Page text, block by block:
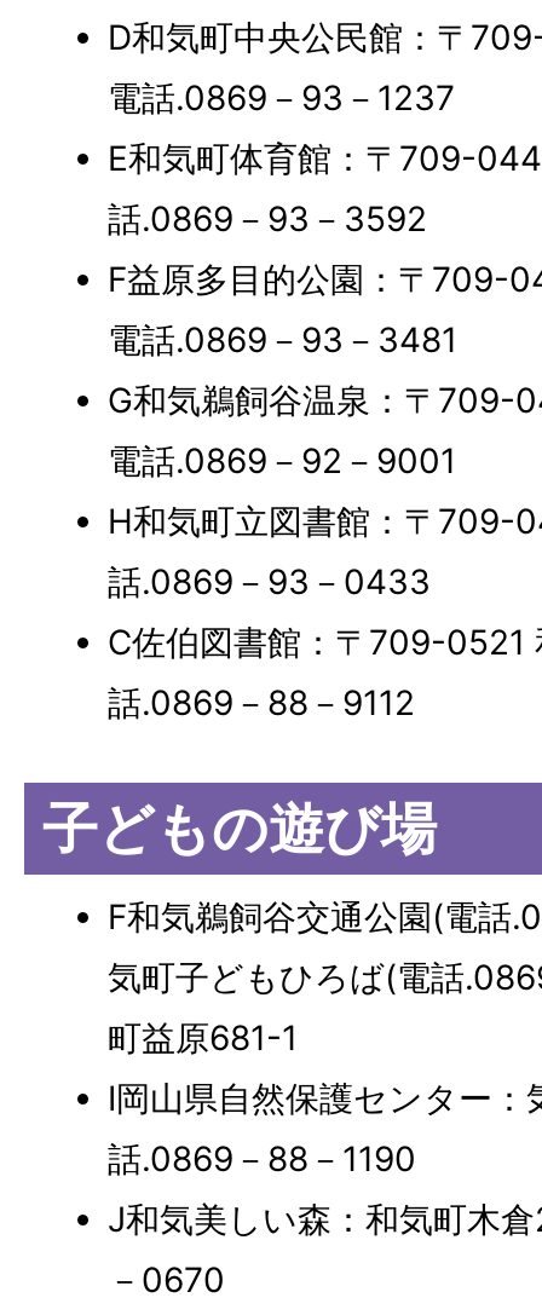
D和気町中央公民館：〒
電話.0869－93－1237
E和気町体育館：〒709-
話.0869－93－3592
F益原多目的公園：〒709-
電話.0869－93－3481
G和気鵜飼谷温泉：〒709-
電話.0869－92－9001
H和気町立図書館：〒709-
話.0869－93－0433
C佐伯図書館：〒709-0521
話.0869－88－9112
子どもの遊び場
F和気鵜飼谷交通公園(電話
気町子どもひろば(電話
町益原681-1
I岡山県自然保護センター
話.0869－88－1190
J和気美しい森：和気町木
－0670